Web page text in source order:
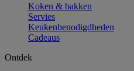
Koken & bakken
Servies
Keukenbenodigdheden
Cadeaus
Ontdek